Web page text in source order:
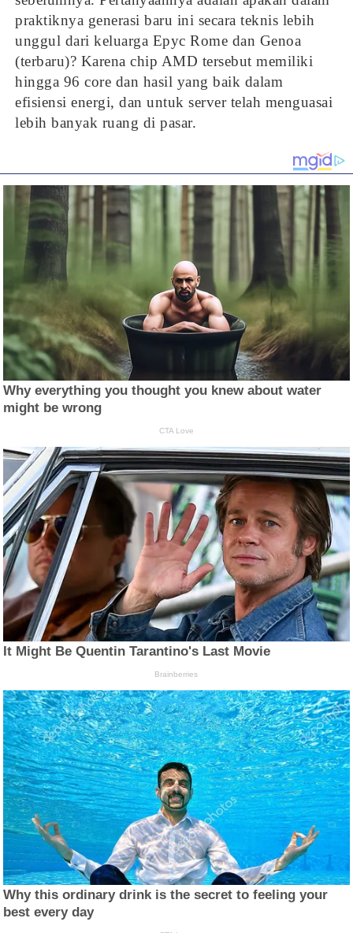
praktiknya generasi baru ini secara teknis lebih
unggul dari keluarga Epyc Rome dan Genoa
(terbaru)? Karena chip AMD tersebut memiliki
hingga 96 core dan hasil yang baik dalam
efisiensi energi, dan untuk server telah menguasai
lebih banyak ruang di pasar.